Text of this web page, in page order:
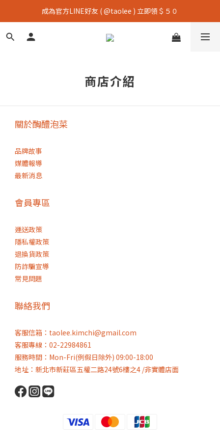
成為官方LINE好友 ( @taolee ) 立即領＄５０
商店介紹
關於醄醴泡菜
品牌故事
媒體報導
最新消息
會員專區
運送政策
隱私權政策
退換貨政策
防詐騙宣導
常見問題
聯絡我們
客服信箱：taolee.kimchi@gmail.com
客服專線：02-22984861
服務時間：Mon-Fri(例假日除外) 09:00-18:00
地址：新北市新莊區五權二路24號6樓之4 /非實體店面